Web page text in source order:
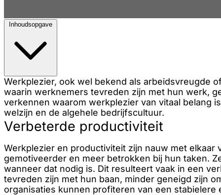
Inhoudsopgave
Werkplezier, ook wel bekend als arbeidsvreugde
waarin werknemers tevreden zijn met hun werk,
verkennen waarom werkplezier van vitaal belang
welzijn en de algehele bedrijfscultuur.
Verbeterde productiviteit
Werkplezier en productiviteit zijn nauw met
gemotiveerder en meer betrokken bij hun taken.
wanneer dat nodig is. Dit resulteert vaak in een
tevreden zijn met hun baan, minder geneigd zijn
organisaties kunnen profiteren van een